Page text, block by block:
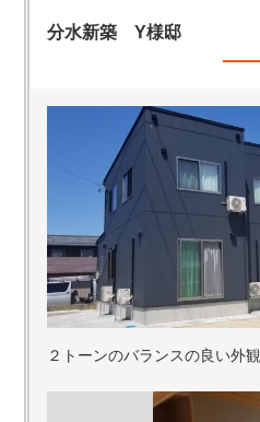
分水新築 Y様邸
２トーンのバランスの良い外観